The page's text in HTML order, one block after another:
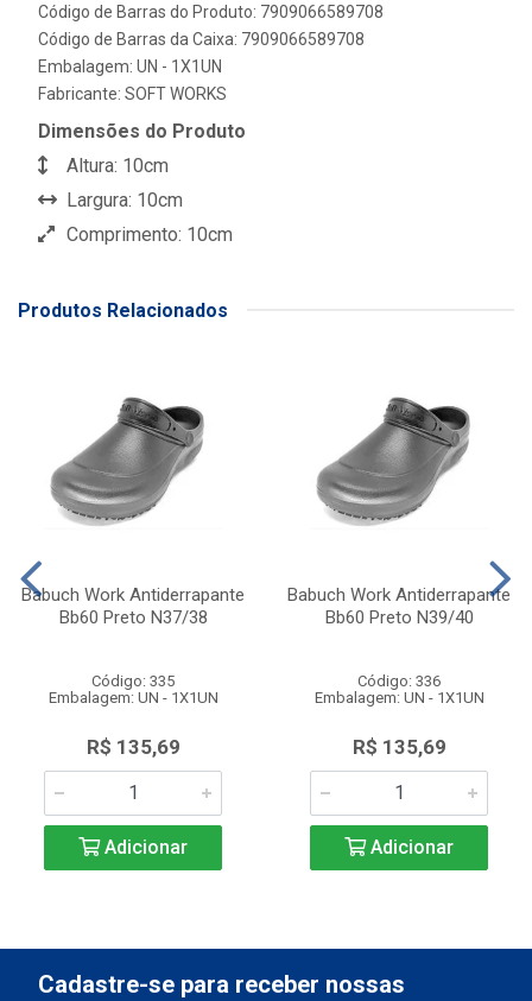
Código de Barras do Produto: 7909066589708
Código de Barras da Caixa: 7909066589708
Embalagem: UN - 1X1UN
Fabricante: SOFT WORKS
Dimensões do Produto
Altura: 10cm
Largura: 10cm
Comprimento: 10cm
Produtos Relacionados
Babuch Work Antiderrapante
Bb60 Preto N37/38
Código: 335
Embalagem: UN - 1X1UN
R$ 135,69
Adicionar
Babuch Work Antiderrapante
Bb60 Preto N39/40
Código: 336
Embalagem: UN - 1X1UN
R$ 135,69
Adicionar
Cadastre-se para receber nossas